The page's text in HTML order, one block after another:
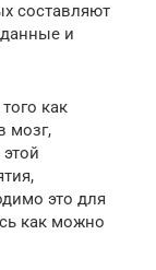
составляют
и
как
мозг,
это для
как можно